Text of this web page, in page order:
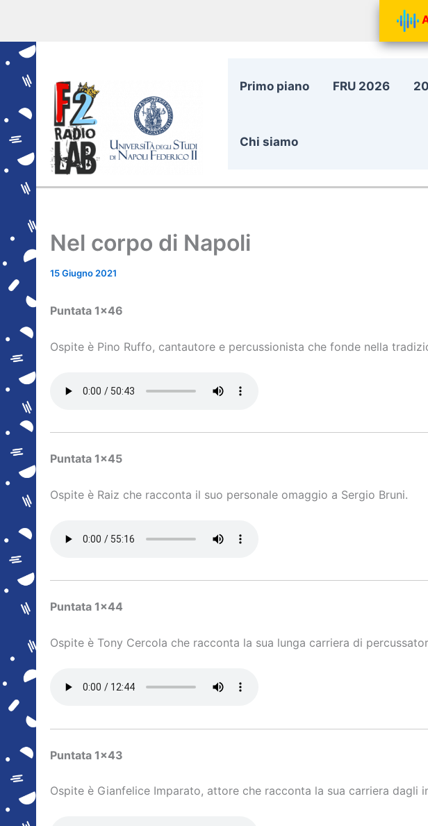
contenuto
Primo piano FRU 2026
Chi siamo
Nel corpo di Napoli
15 Giugno 2021
Puntata 1×46
Ospite è Pino Ruffo, cantautore e percussionista che fonde nella
Puntata 1×45
Ospite è Raiz che racconta il suo personale omaggio a Sergio Bruni.
Puntata 1×44
Ospite è Tony Cercola che racconta la sua lunga carriera di
Puntata 1×43
Ospite è Gianfelice Imparato, attore che racconta la sua carriera dagli